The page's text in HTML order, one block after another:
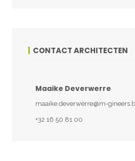
CONTACT ARCHITECTEN
Maaike Deverwerre
maaike.deverwerre@m-
+32 16 50 81 00